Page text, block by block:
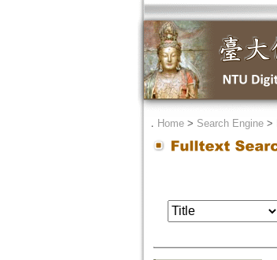
． Home> Search Engine>